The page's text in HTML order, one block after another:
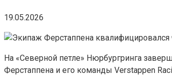
19.05.2026
На «Северной петле» Нюрбургринга
Ферстаппена и его команды Verstappen